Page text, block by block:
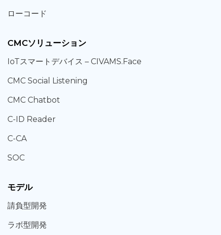
ローコード
CMCソリューション
IoTスマートデバイス – CIVAMS.Face
CMC Social Listening
CMC Chatbot
C-ID Reader
C-CA
SOC
モデル
請負型開発
ラボ型開発